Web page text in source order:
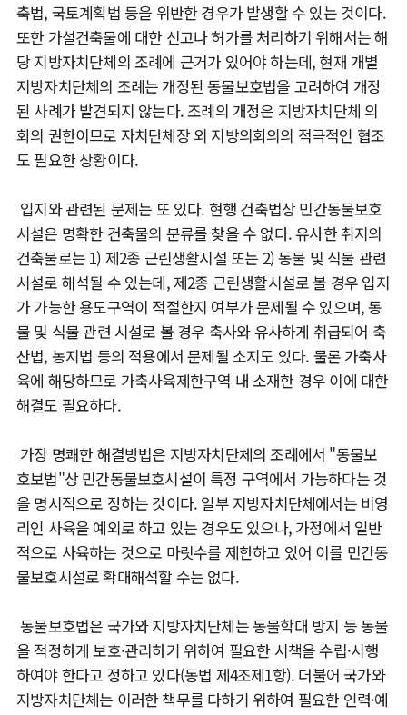
축법, 국토계획법 등을 위반한 경우가 발생할 수 있는 것이다.
또한 가설건축물에 대한 신고나 허가를 처리하기 위해서는 해
당 지방자치단체의 조례에 근거가 있어야 하는데, 현재 개별
지방자치단체의 조례는 개정된 동물보호법을 고려하여 개정
된 사례가 발견되지 않는다. 조례의 개정은 지방자치단체 의
회의 권한이므로 자치단체장 외 지방의회의의 적극적인 협조
도 필요한 상황이다.
입지와 관련된 문제는 또 있다. 현행 건축법상 민간동물보호
시설은 명확한 건축물의 분류를 찾을 수 없다. 유사한 취지의
건축물로는 1) 제2종 근린생활시설 또는 2) 동물 및 식물 관련
시설로 해석될 수 있는데, 제2종 근린생활시설로 볼 경우 입지
가 가능한 용도구역이 적절한지 여부가 문제될 수 있으며, 동
물 및 식물 관련 시설로 볼 경우 축사와 유사하게 취급되어 축
산법, 농지법 등의 적용에서 문제될 소지도 있다. 물론 가축사
육에 해당하므로 가축사육제한구역 내 소재한 경우 이에 대한
해결도 필요하다.
가장 명쾌한 해결방법은 지방자치단체의 조례에서 "동물보
호보법"상 민간동물보호시설이 특정 구역에서 가능하다는 것
을 명시적으로 정하는 것이다. 일부 지방자치단체에서는 비영
리인 사육을 예외로 하고 있는 경우도 있으나, 가정에서 일반
적으로 사육하는 것으로 마릿수를 제한하고 있어 이를 민간동
물보호시설로 확대해석할 수는 없다.
동물보호법은 국가와 지방자치단체는 동물학대 방지 등 동물
을 적정하게 보호·관리하기 위하여 필요한 시책을 수립·시행
하여야 한다고 정하고 있다(동법 제4조제1항). 더불어 국가와
지방자치단체는 이러한 책무를 다하기 위하여 필요한 인력·예